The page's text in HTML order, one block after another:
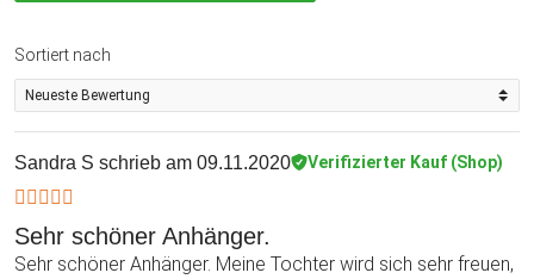
Sortiert nach
Sandra S schrieb am 09.11.2020 Verifizierter Kauf (Shop)
Sehr schöner Anhänger.
Sehr schöner Anhänger. Meine Tochter wird sich sehr freuen,